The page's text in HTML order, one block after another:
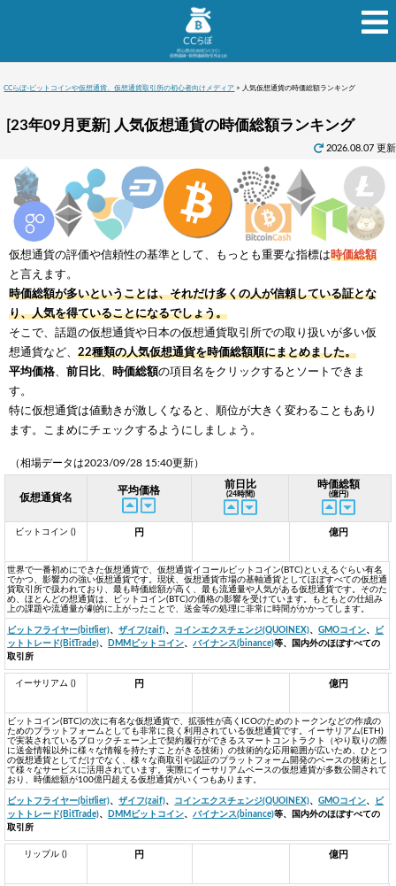
CCらぼ-ビットコインや仮想通貨、仮想通貨取引所の初心者向けメディア > 人気仮想通貨の時価総額ランキング
[23年09月更新] 人気仮想通貨の時価総額ランキング
2026.08.07 更新
仮想通貨の評価や信頼性の基準として、もっとも重要な指標は時価総額
と言えます。
時価総額が多いということは、それだけ多くの人が信頼している証とな
り、人気を得ていることになるでしょう。
そこで、話題の仮想通貨や日本の仮想通貨取引所での取り扱いが多い仮
想通貨など、 22種類の人気仮想通貨を時価総額順にまとめました。
平均価格
前日比 時価総額の項目名をクリックするとソートできま
す。
特に仮想通貨は値動きが激しくなると、順位が大きく変わることもあり
ます。こまめにチェックするようにしましょう。
（相場データは2023/09/28 15:40更新）
仮想通貨名
平均価格
前日比
(24時間)
時価総額
(億円)
ビットコイン () 円 億円
世界で一番初めにできた仮想通貨で、仮想通貨イコールビットコイン(BTC)といえるぐらい有名
でかつ、影響力の強い仮想通貨です。現状、仮想通貨市場の基軸通貨としてほぼすべての仮想通
貨取引所で扱われており、最も時価総額が高く、最も流通量や人気がある仮想通貨です。そのた
め、ほとんどの想通貨は、ビットコイン(BTC)の価格の影響を受けています。もともとの仕組み
上の課題や流通量が劇的に上がったことで、送金等の処理に非常に時間がかかってします。
ビットフライヤー(bitflier)、ザイフ(zaif)、 コインエクスチェンジ(QUOINEX)、GMOコイン、
ビ
ットトレード(BitTrade)、 DMMビットコイン、バイナンス(binance)等、国内外のほぼすべての
取引所
イーサリアム () 円 億円
ビットコイン(BTC)の次に有名な仮想通貨で、拡張性が高くICOのためのトークンなどの作成の
ためのプラットフォームとしても非常に良く利用されている仮想通貨です。イーサリアム(ETH)
で実装されているブロックチェーン上で契約履行ができるスマートコントラクト（やり取りの際
に送金情報以外に様々な情報を持たすことがきる技術）の技術的な応用範囲が広いため、ひとつ
の仮想通貨としてだけでなく、様々な商取引や認証のプラットフォーム開発のベースの技術とし
て様々なサービスに活用されています。実際にイーサリアムベースの仮想通貨が多数公開されて
おり、時価総額が100億円超える仮想通貨がいくつもあります。
ビットフライヤー(bitflier)、ザイフ(zaif)、 コインエクスチェンジ(QUOINEX)、GMOコイン、
ビ
ットトレード(BitTrade)、 DMMビットコイン、バイナンス(binance)等、国内外のほぼすべての
取引所
リップル () 円 億円